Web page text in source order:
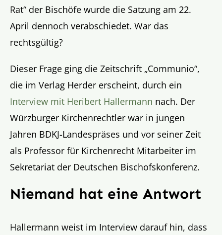
Rat“ der Bischöfe wurde die Satzung am 22.
April dennoch verabschiedet. War das
rechtsgültig?
Dieser Frage ging die Zeitschrift „Communio“,
die im Verlag Herder erscheint, durch ein
Interview mit Heribert Hallermann nach. Der
Würzburger Kirchenrechtler war in jungen
Jahren BDKJ-Landespräses und vor seiner Zeit
als Professor für Kirchenrecht Mitarbeiter im
Sekretariat der Deutschen Bischofskonferenz.
Niemand hat eine Antwort
Hallermann weist im Interview darauf hin, dass